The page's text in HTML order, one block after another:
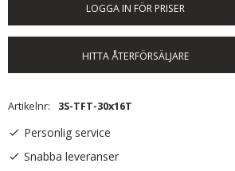
LOGGA IN FÖR PRISER
HITTA ÅTERFÖRSÄLJARE
Artikelnr 3S-TFT-30x16T
Personlig service
Snabba leveranser